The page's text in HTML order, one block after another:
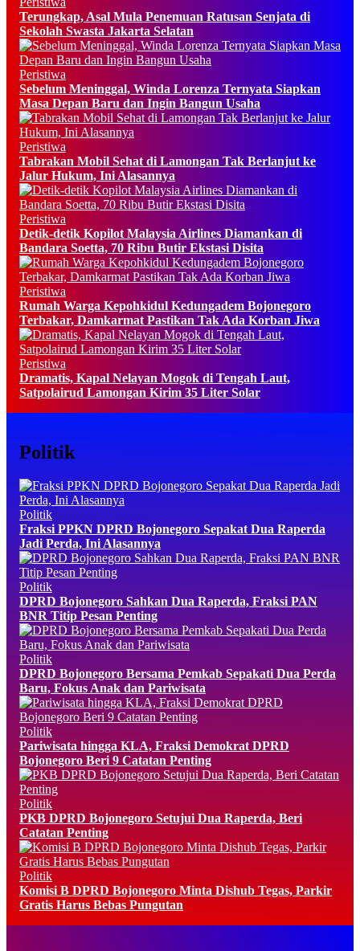
Terungkap, Asal Mula Penemuan Ratusan Senjata di
Sekolah Swasta Jakarta Selatan
Peristiwa
Sebelum Meninggal, Winda Lorenza Ternyata Siapkan
Masa Depan Baru dan Ingin Bangun Usaha
Peristiwa
Tabrakan Mobil Sehat di Lamongan Tak Berlanjut ke
Jalur Hukum, Ini Alasannya
Peristiwa
Detik-detik Kopilot Malaysia Airlines Diamankan di
Bandara Soetta, 70 Ribu Butir Ekstasi Disita
Peristiwa
Rumah Warga Kepohkidul Kedungadem Bojonegoro
Terbakar, Damkarmat Pastikan Tak Ada Korban Jiwa
Peristiwa
Dramatis, Kapal Nelayan Mogok di Tengah Laut,
Satpolairud Lamongan Kirim 35 Liter Solar
Politik
Politik
Fraksi PPKN DPRD Bojonegoro Sepakat Dua Raperda
Jadi Perda, Ini Alasannya
Politik
DPRD Bojonegoro Sahkan Dua Raperda, Fraksi PAN
BNR Titip Pesan Penting
Politik
DPRD Bojonegoro Bersama Pemkab Sepakati Dua Perda
Baru, Fokus Anak dan Pariwisata
Politik
Pariwisata hingga KLA, Fraksi Demokrat DPRD
Bojonegoro Beri 9 Catatan Penting
Politik
PKB DPRD Bojonegoro Setujui Dua Raperda, Beri
Catatan Penting
Politik
Komisi B DPRD Bojonegoro Minta Dishub Tegas, Parkir
Gratis Harus Bebas Pungutan